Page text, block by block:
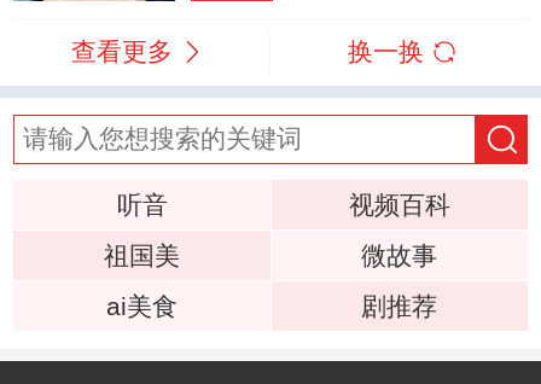
查看更多 换一换
听音
视频百科
祖国美
微故事
ai美食
剧推荐